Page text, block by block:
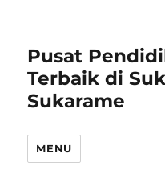
Pusat
Terbaik di
Sukarame
MENU